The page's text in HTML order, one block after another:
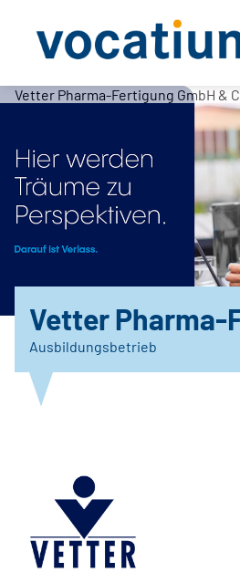
Vetter Pharma-Fertigung GmbH &
Vetter Pharma-
Ausbildungsbetrieb